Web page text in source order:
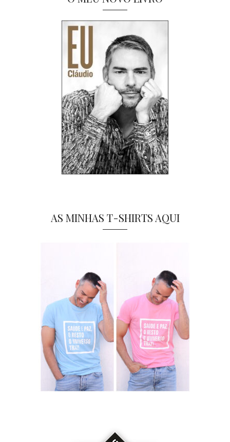
AS MINHAS T-SHIRTS AQUI